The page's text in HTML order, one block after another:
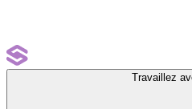
Travaillez